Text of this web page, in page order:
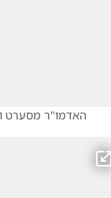
האדמו"ר מסערט